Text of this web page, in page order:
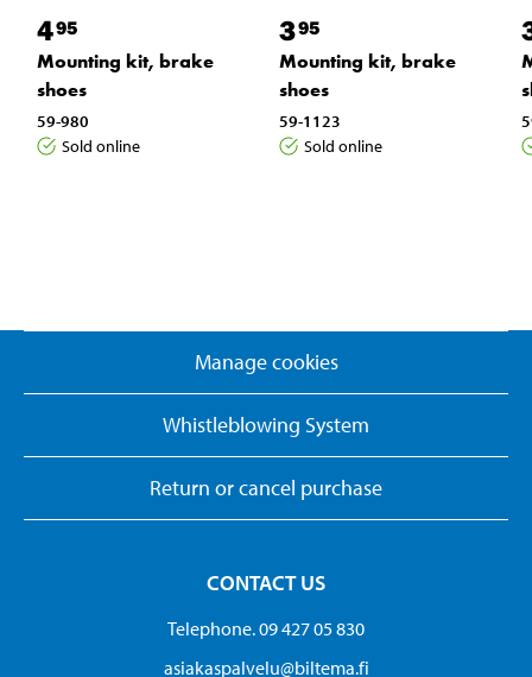
495
Mounting kit, brake
shoes
59-980
Sold online
395
Mounting kit, brake
shoes
59-1123
Sold online
Manage cookies
Whistleblowing System
Return or cancel purchase
CONTACT US
Telephone. 09 427 05 830
asiakaspalvelu@biltema.fi